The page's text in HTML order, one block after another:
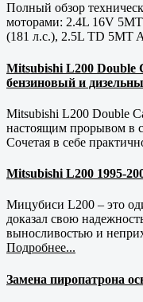
Полный обзор
моторами: 2.4L 16V
(181 л.с.), 2.5L TD 5MT
Mitsubishi L200 Double
бензиновый и
Mitsubishi L200 Double
настоящим прорывом в
Сочетая в себе
Mitsubishi L200 1995-
Мицубиси L200 – это
доказал свою
выносливостью и
Подробнее...
Замена пиропатрона